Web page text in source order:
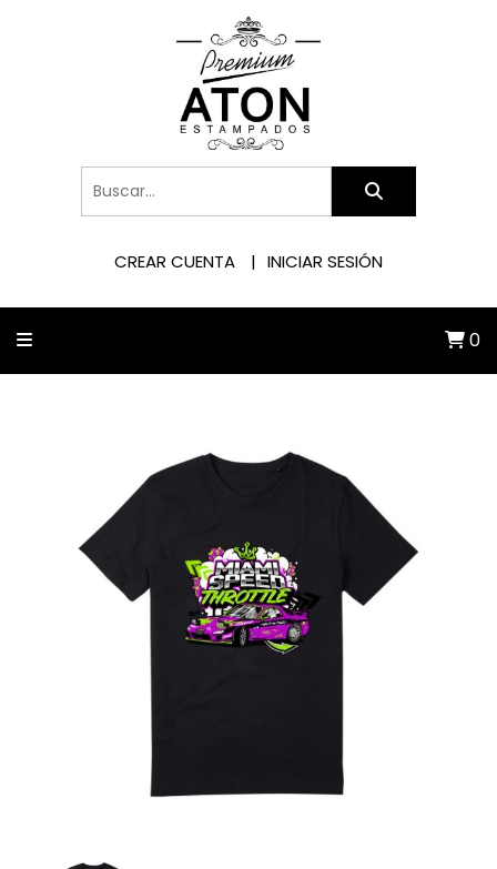
CREAR CUENTA INICIAR SESIÓN
0